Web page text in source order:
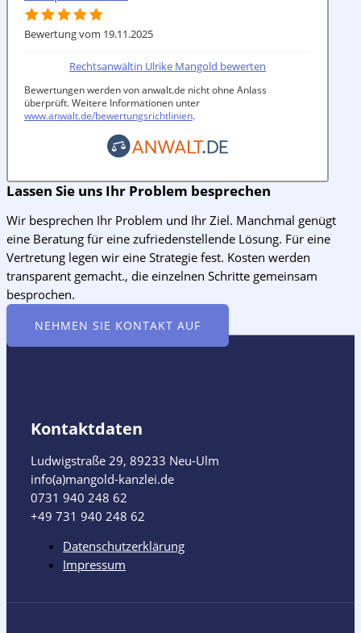
Bewertung vom 19.11.2025
Rechtsanwältin Ulrike Mangold bewerten
Bewertungen werden von anwalt.de nicht ohne Anlass
überprüft. Weitere Informationen unter
www.anwalt.de/bewertungsrichtlinien.
Lassen Sie uns Ihr Problem besprechen
Wir besprechen Ihr Problem und Ihr Ziel. Manchmal genügt
eine Beratung für eine zufriedenstellende Lösung. Für eine
Vertretung legen wir eine Strategie fest. Kosten werden
transparent gemacht., die einzelnen Schritte gemeinsam
besprochen.
NEHMEN SIE KONTAKT AUF
Kontaktdaten
Ludwigstraße 29, 89233 Neu-Ulm
info(a)mangold-kanzlei.de​
0731 940 248 62
+49 731 940 248 62
Datenschutzerklärung
Impressum